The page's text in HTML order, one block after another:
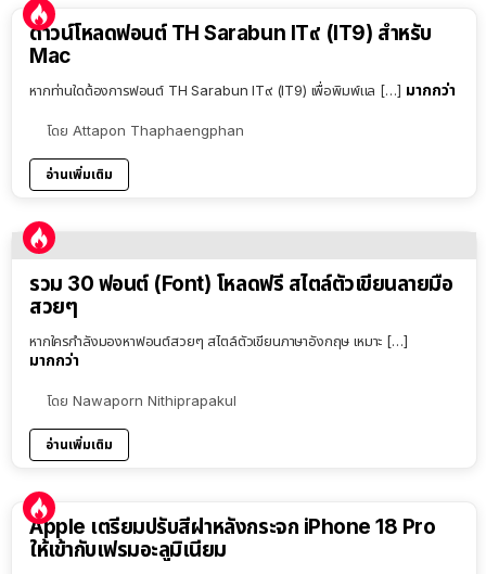
ดาวน์โหลดฟอนต์ TH Sarabun IT๙ (IT9) สำหรับ
Mac
หากท่านใดต้องการฟอนต์ TH Sarabun IT๙ (IT9) เพื่อพิมพ์แล […] มากกว่า
โดย Attapon Thaphaengphan
อ่านเพิ่มเติม
รวม 30 ฟอนต์ (Font) โหลดฟรี สไตล์ตัวเขียนลายมือ
สวยๆ
หากใครกำลังมองหาฟอนต์สวยๆ สไตล์ตัวเขียนภาษาอังกฤษ เหมาะ […]
มากกว่า
โดย Nawaporn Nithiprapakul
อ่านเพิ่มเติม
Apple เตรียมปรับสีฝาหลังกระจก iPhone 18 Pro
ให้เข้ากับเฟรมอะลูมิเนียม